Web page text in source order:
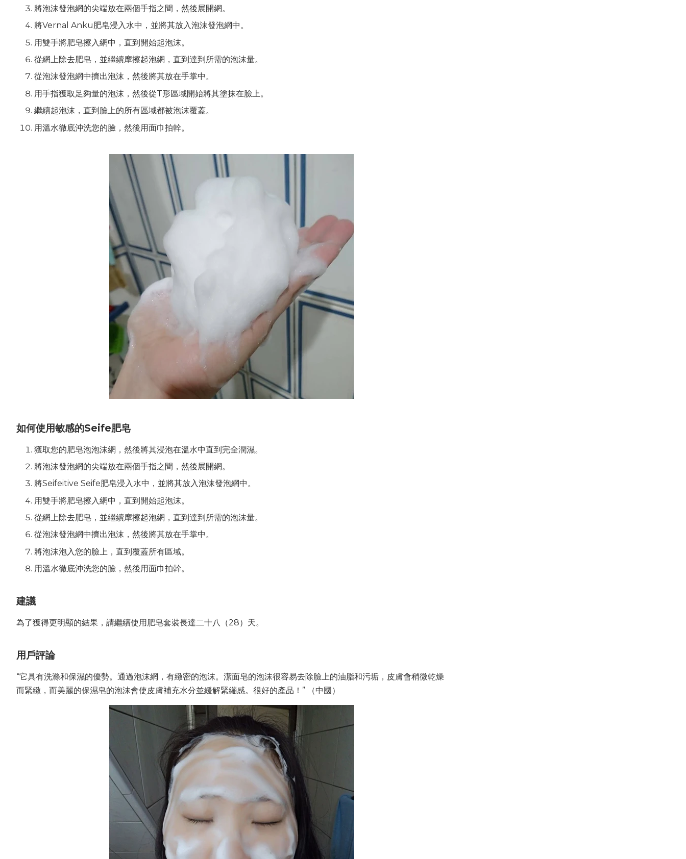
將泡沫發泡網的尖端放在兩個手指之間，然後展開網。
將Vernal Anku肥皂浸入水中，並將其放入泡沫發泡網中。
用雙手將肥皂擦入網中，直到開始起泡沫。
從網上除去肥皂，並繼續摩擦起泡網，直到達到所需的泡沫量。
從泡沫發泡網中擠出泡沫，然後將其放在手掌中。
用手指獲取足夠量的泡沫，然後從T形區域開始將其塗抹在臉上。
繼續起泡沫，直到臉上的所有區域都被泡沫覆蓋。
用溫水徹底沖洗您的臉，然後用面巾拍幹。
如何使用敏感的Seife肥皂
獲取您的肥皂泡泡沫網，然後將其浸泡在溫水中直到完全潤濕。
將泡沫發泡網的尖端放在兩個手指之間，然後展開網。
將Seifeitive Seife肥皂浸入水中，並將其放入泡沫發泡網中。
用雙手將肥皂擦入網中，直到開始起泡沫。
從網上除去肥皂，並繼續摩擦起泡網，直到達到所需的泡沫量。
從泡沫發泡網中擠出泡沫，然後將其放在手掌中。
將泡沫泡入您的臉上，直到覆蓋所有區域。
用溫水徹底沖洗您的臉，然後用面巾拍幹。
建議
為了獲得更明顯的結果，請繼續使用肥皂套裝長達二十八（28）天。
用戶評論
“它具有洗滌和保濕的優勢。通過泡沫網，有緻密的泡沫。潔面皂的泡沫很容易去除臉上的油脂和污垢，皮膚會稍微乾燥
而緊緻，而美麗的保濕皂的泡沫會使皮膚補充水分並緩解緊繃感。很好的產品！” （中國）